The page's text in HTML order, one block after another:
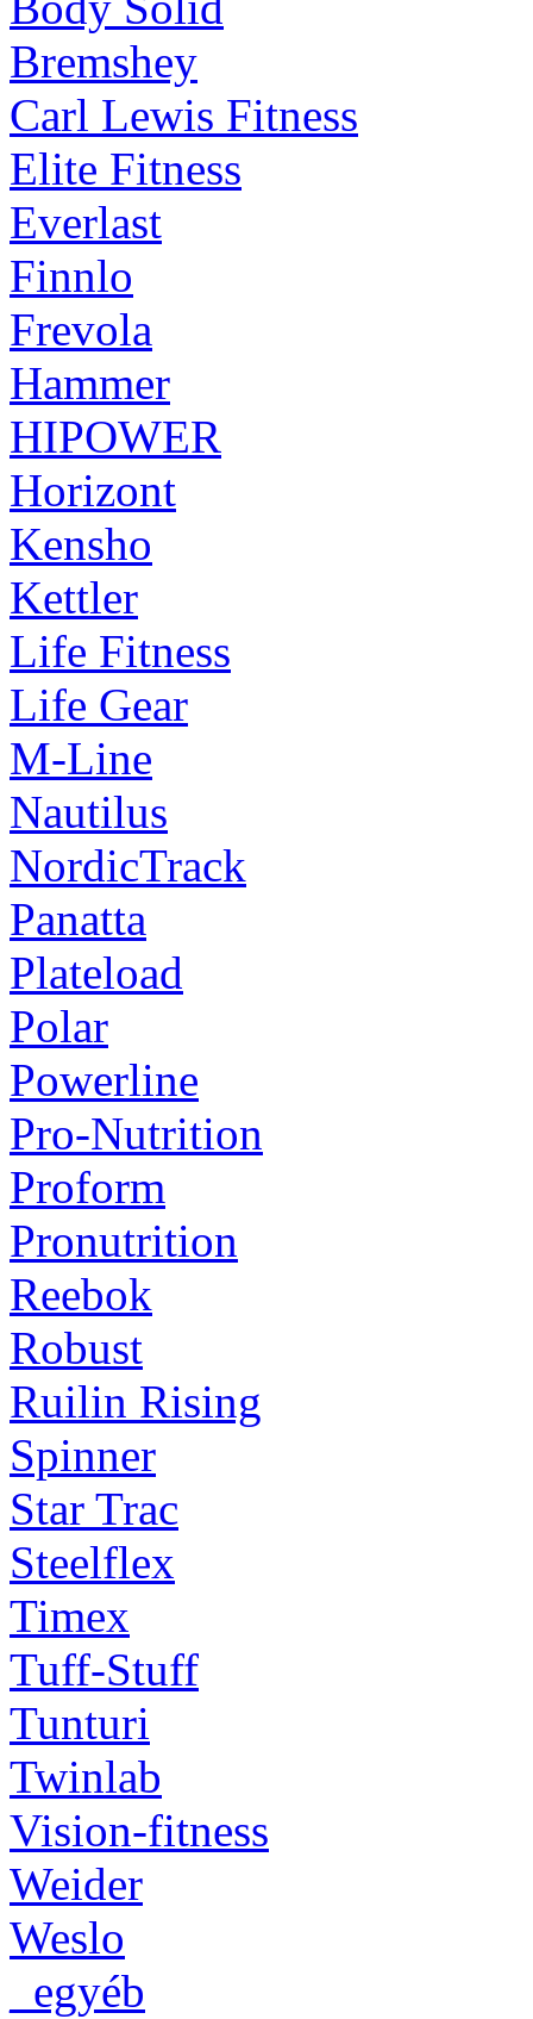
Bremshey
Carl Lewis Fitness
Elite Fitness
Everlast
Finnlo
Frevola
Hammer
HIPOWER
Horizont
Kensho
Kettler
Life Fitness
Life Gear
M-Line
Nautilus
NordicTrack
Panatta
Plateload
Polar
Powerline
Pro-Nutrition
Proform
Pronutrition
Reebok
Robust
Ruilin Rising
Spinner
Star Trac
Steelflex
Timex
Tuff-Stuff
Tunturi
Twinlab
Vision-fitness
Weider
Weslo
_egyéb